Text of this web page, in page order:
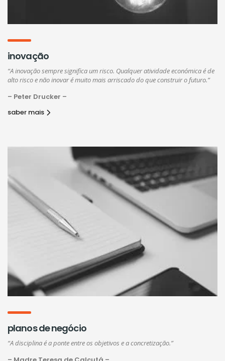
inovação
“A inovação sempre significa um risco. Qualquer atividade económica é de
alto risco e não inovar é muito mais arriscado do que construir o futuro.”
– Peter Drucker –
saber mais
planos de negócio
“A disciplina é a ponte entre os objetivos e a concretização.”